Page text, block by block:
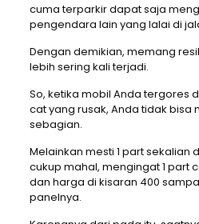
cuma terparkir dapat saja
pengendara lain yang lalai di
Dengan demikian, memang
lebih sering kali terjadi.
So, ketika mobil Anda tergores
cat yang rusak, Anda tidak bisa
sebagian.
Melainkan mesti 1 part sekalian
cukup mahal, mengingat 1 part
dan harga di kisaran 400
panelnya.